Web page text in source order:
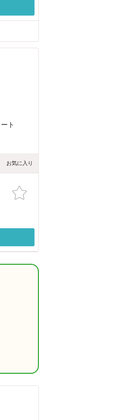
ト
お気に入り